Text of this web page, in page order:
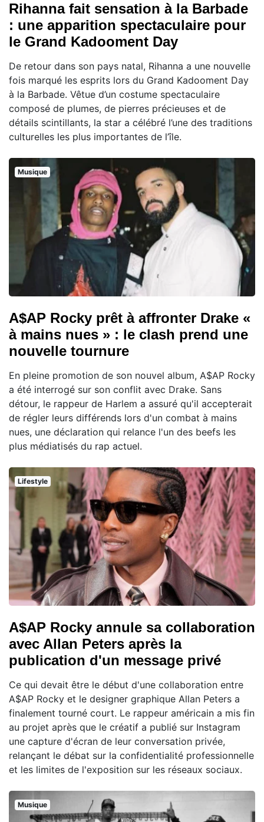
Rihanna fait sensation à la Barbade
: une apparition spectaculaire pour
le Grand Kadooment Day
De retour dans son pays natal, Rihanna a une nouvelle
fois marqué les esprits lors du Grand Kadooment Day
à la Barbade. Vêtue d’un costume spectaculaire
composé de plumes, de pierres précieuses et de
détails scintillants, la star a célébré l’une des traditions
culturelles les plus importantes de l’île.
Musique
A$AP Rocky prêt à affronter Drake «
à mains nues » : le clash prend une
nouvelle tournure
En pleine promotion de son nouvel album, A$AP Rocky
a été interrogé sur son conflit avec Drake. Sans
détour, le rappeur de Harlem a assuré qu'il accepterait
de régler leurs différends lors d'un combat à mains
nues, une déclaration qui relance l'un des beefs les
plus médiatisés du rap actuel.
Lifestyle
A$AP Rocky annule sa collaboration
avec Allan Peters après la
publication d'un message privé
Ce qui devait être le début d'une collaboration entre
A$AP Rocky et le designer graphique Allan Peters a
finalement tourné court. Le rappeur américain a mis fin
au projet après que le créatif a publié sur Instagram
une capture d'écran de leur conversation privée,
relançant le débat sur la confidentialité professionnelle
et les limites de l'exposition sur les réseaux sociaux.
Musique